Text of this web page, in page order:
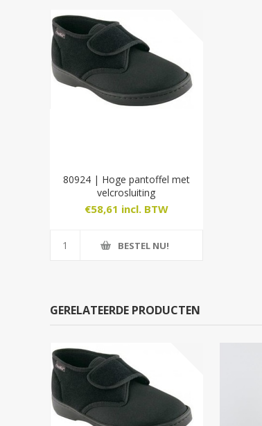
80924 | Hoge pantoffel met
velcrosluiting
€58,61 incl. BTW
BESTEL NU!
GERELATEERDE PRODUCTEN